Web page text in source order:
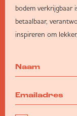
bodem verkrijgbaar
betaalbaar,
inspireren om